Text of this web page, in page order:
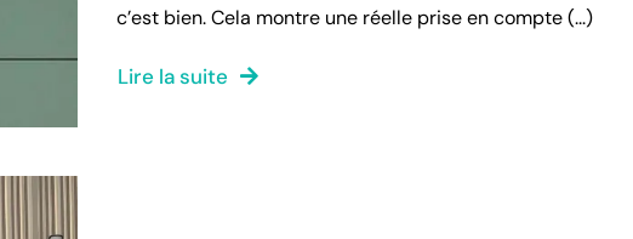
c’est bien. Cela montre une réelle prise en compte (...)
Lire la suite